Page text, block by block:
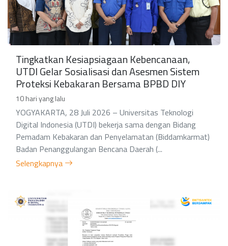
Tingkatkan Kesiapsiagaan Kebencanaan,
UTDI Gelar Sosialisasi dan Asesmen Sistem
Proteksi Kebakaran Bersama BPBD DIY
10 hari yang lalu
YOGYAKARTA, 28 Juli 2026 – Universitas Teknologi
Digital Indonesia (UTDI) bekerja sama dengan Bidang
Pemadam Kebakaran dan Penyelamatan (Biddamkarmat)
Badan Penanggulangan Bencana Daerah (...
Selengkapnya